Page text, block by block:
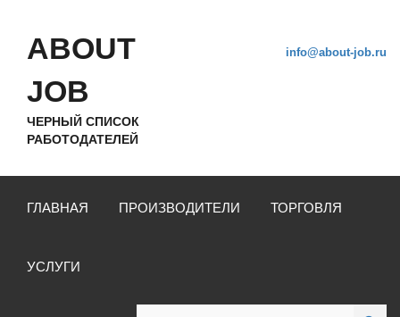
ABOUT
JOB
ЧЕРНЫЙ СПИСОК
РАБОТОДАТЕЛЕЙ
info@about-job.ru
ГЛАВНАЯ ПРОИЗВОДИТЕЛИ ТОРГОВЛЯ
УСЛУГИ